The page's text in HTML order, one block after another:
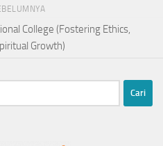
College (Fostering Ethics,
Growth)